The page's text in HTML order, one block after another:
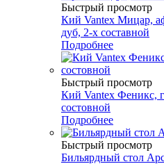
Быстрый просмотр
Кий Vantex Мицар,
дуб, 2-х составной
Подробнее
Быстрый просмотр
Кий Vantex Феникс,
состовной
Подробнее
Быстрый просмотр
Бильярдный стол